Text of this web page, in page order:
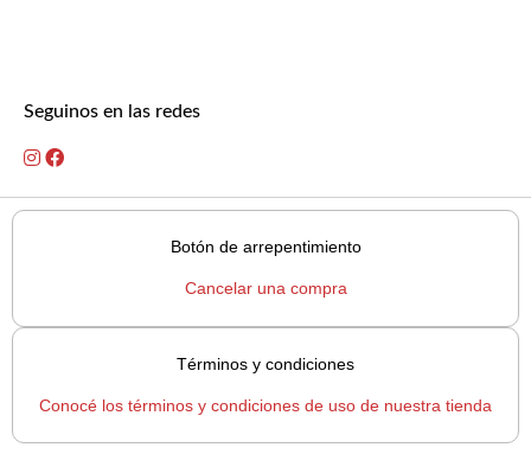
Seguinos en las redes
Botón de arrepentimiento
Cancelar una compra
Términos y condiciones
Conocé los términos y condiciones de uso de nuestra tienda